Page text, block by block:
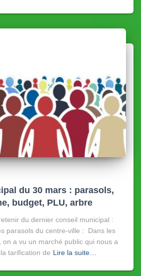
du 30 mars : parasols,
budget, PLU, arbre
du dernier conseil municipal :
parasols du centre-ville : Dans les
on a vu un marché public qui nous a
tarification de Lire la suite…